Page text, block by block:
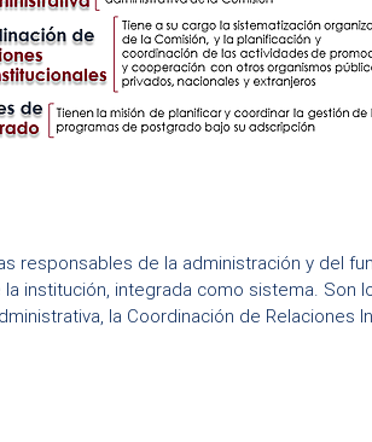
responsables de la administración y del
institución, integrada como sistema. Son
la Coordinación de Relaciones